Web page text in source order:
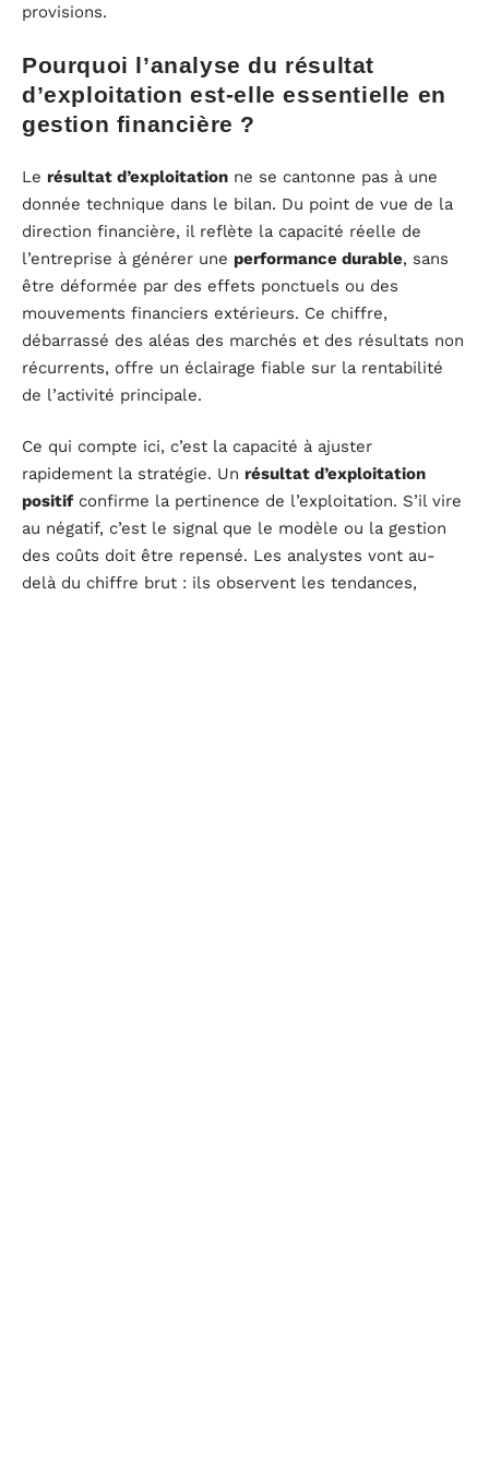
provisions.
Pourquoi l’analyse du résultat
d’exploitation est-elle essentielle en
gestion financière ?
Le résultat d’exploitation ne se cantonne pas à une
donnée technique dans le bilan. Du point de vue de la
direction financière, il reflète la capacité réelle de
l’entreprise à générer une performance durable, sans
être déformée par des effets ponctuels ou des
mouvements financiers extérieurs. Ce chiffre,
débarrassé des aléas des marchés et des résultats non
récurrents, offre un éclairage fiable sur la rentabilité
de l’activité principale.
Ce qui compte ici, c’est la capacité à ajuster
rapidement la stratégie. Un résultat d’exploitation
positifconfirme la pertinence de l’exploitation. S’il vire
au négatif, c’est le signal que le modèle ou la gestion
des coûts doit être repensé. Les analystes vont au-
delà du chiffre brut : ils observent les tendances,